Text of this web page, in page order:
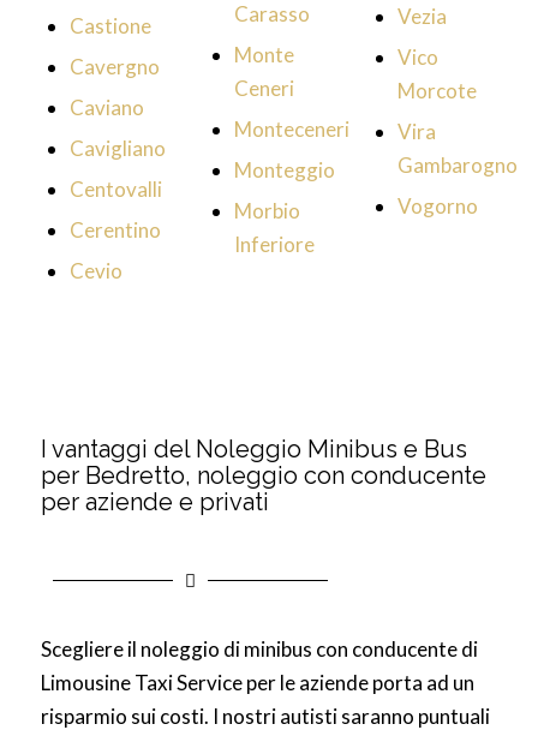
Castione
Cavergno
Caviano
Cavigliano
Centovalli
Cerentino
Cevio
Carasso
Monte
Ceneri
Monteceneri
Monteggio
Morbio
Inferiore
Vezia
Vico
Morcote
Vira
Gambarogno
Vogorno
I vantaggi del Noleggio Minibus e Bus
per Bedretto, noleggio con conducente
per aziende e privati
Scegliere il noleggio di minibus con conducente di
Limousine Taxi Service per le aziende porta ad un
risparmio sui costi. I nostri autisti saranno puntuali